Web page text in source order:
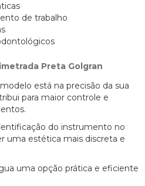
de trabalho
Preta Golgran
está na precisão da sua
para maior controle e
do instrumento no
uma estética mais discreta e
uma opção prática e eficiente